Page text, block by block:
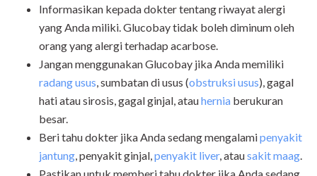
Informasikan kepada dokter tentang riwayat alergi
yang Anda miliki. Glucobay tidak boleh diminum oleh
orang yang alergi terhadap acarbose.
Jangan menggunakan Glucobay jika Anda memiliki
radang usus, sumbatan di usus (obstruksi usus), gagal
hati atau sirosis, gagal ginjal, atauhernia berukuran
besar.
Beri tahu dokter jika Anda sedang mengalamipenyakit
jantung, penyakit ginjal,penyakit liver, atausakit maag.